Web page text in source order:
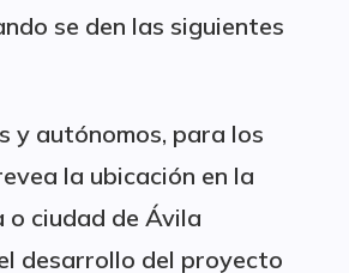
se den las siguientes
y autónomos, para los
la ubicación en la
o ciudad de Ávila
desarrollo del proyecto